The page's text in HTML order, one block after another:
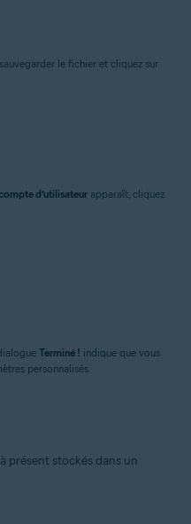
le fichier et cliquez sur
d’utilisateur apparaît, cliquez
Terminé ! indique que vous
personnalisés.
présent stockés dans un